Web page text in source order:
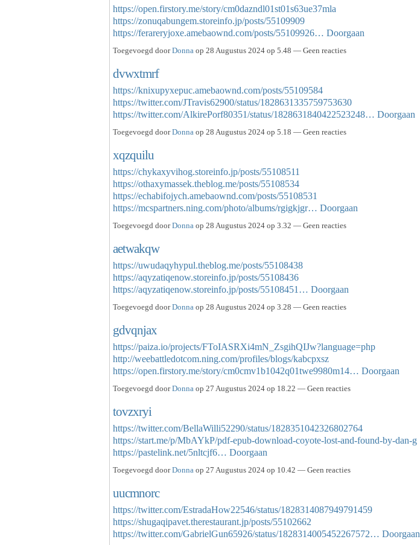
https://open.firstory.me/story/cm0dazndl01st01s63ue37mla
https://zonuqabungem.storeinfo.jp/posts/55109909
https://ferareryjoxe.amebaownd.com/posts/55109926… Doorgaan
Toegevoegd doorDonna op 28 Augustus 2024 op 5.48 — Geen reacties
dvwxtmrf
https://knixupyxepuc.amebaownd.com/posts/55109584
https://twitter.com/JTravis62900/status/1828631335759753630
https://twitter.com/AlkirePorf80351/status/1828631840422523248… Doorgaan
Toegevoegd doorDonna op 28 Augustus 2024 op 5.18 — Geen reacties
xqzquilu
https://chykaxyvihog.storeinfo.jp/posts/55108511
https://othaxymassek.theblog.me/posts/55108534
https://echabifojych.amebaownd.com/posts/55108531
https://mcspartners.ning.com/photo/albums/rgigkjgr… Doorgaan
Toegevoegd doorDonna op 28 Augustus 2024 op 3.32 — Geen reacties
aetwakqw
https://uwudaqyhypul.theblog.me/posts/55108438
https://aqyzatiqenow.storeinfo.jp/posts/55108436
https://aqyzatiqenow.storeinfo.jp/posts/55108451… Doorgaan
Toegevoegd doorDonna op 28 Augustus 2024 op 3.28 — Geen reacties
gdvqnjax
https://paiza.io/projects/FToIASRXi4mN_ZsgihQIJw?language=php
http://weebattledotcom.ning.com/profiles/blogs/kabcpxsz
https://open.firstory.me/story/cm0cmv1b1042q01twe9980m14… Doorgaan
Toegevoegd doorDonna op 27 Augustus 2024 op 18.22 — Geen reacties
tovzxryi
https://twitter.com/BellaWilli52290/status/1828351042326802764
https://start.me/p/MbAYkP/pdf-epub-download-coyote-lost-and-found-by-dan-g
https://pastelink.net/5nltcjf6… Doorgaan
Toegevoegd doorDonna op 27 Augustus 2024 op 10.42 — Geen reacties
uucmnorc
https://twitter.com/EstradaHow22546/status/1828314087949791459
https://shugaqipavet.therestaurant.jp/posts/55102662
https://twitter.com/GabrielGun65926/status/1828314005452267572… Doorgaan